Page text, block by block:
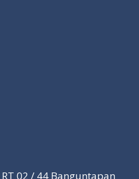
02 / 44 Banguntapan